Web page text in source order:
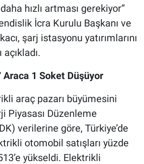
hızlı artması gerekiyor”
İcra Kurulu Başkanı ve
şarj istasyonu yatırımlarını
açıkladı.
Araca 1 Soket Düşüyor
araç pazarı büyümesini
Piyasası Düzenleme
verilerine göre, Türkiye’de
otomobil satışları yüzde
yükseldi. Elektrikli